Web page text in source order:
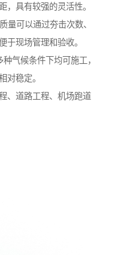
，具有较强的灵活性。
量可以通过夯击次数、
于现场管理和验收。
气候条件下均可施工，
对稳定。
、道路工程、机场跑道